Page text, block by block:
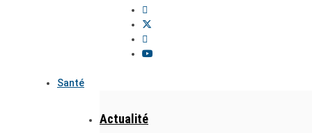
Santé
Actualité